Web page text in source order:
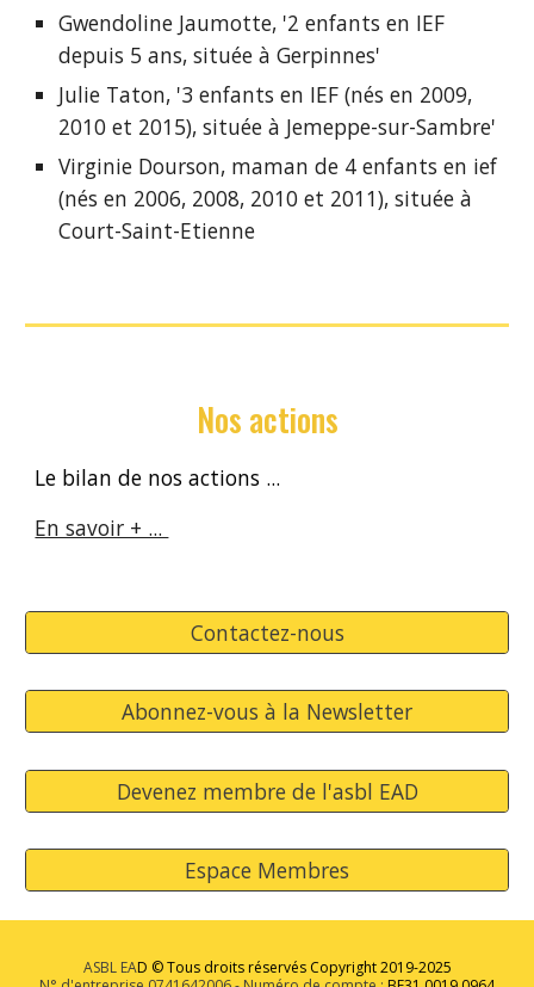
Gwendoline Jaumotte, '2 enfants en IEF
depuis 5 ans, située à Gerpinnes'
Julie Taton, '3 enfants en IEF (nés en 2009,
2010 et 2015), située à Jemeppe-sur-Sambre'
Virginie Dourson, maman de 4 enfants en ief
(nés en 2006, 2008, 2010 et 2011), située à
Court-Saint-Etienne
Nos actions
Le bilan de nos actions ...
En savoir + ...
Contactez-nous
Abonnez-vous à la Newsletter
Devenez membre de l'asbl EAD
Espace Membres
ASBL EAD © Tous droits réservés Copyright 2019-2025